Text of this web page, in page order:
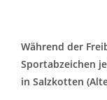
Während der
Sportabzeichen
in Salzkotten